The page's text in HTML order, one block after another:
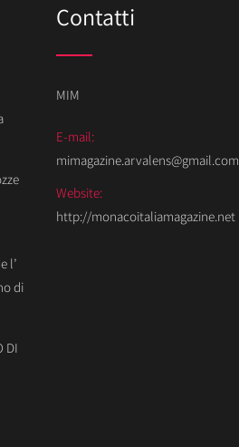
l’
di
DI
Contatti
MIM
E-mail:
mimagazine.arvalens@gmail.com
Website:
http://monacoitaliamagazine.net